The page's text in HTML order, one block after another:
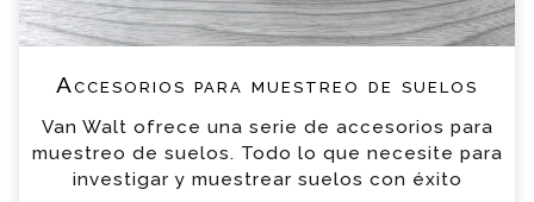
Accesorios para muestreo de suelos
Van Walt ofrece una serie de accesorios para
muestreo de suelos. Todo lo que necesite para
investigar y muestrear suelos con éxito
Teléfono
*
Empresa
*